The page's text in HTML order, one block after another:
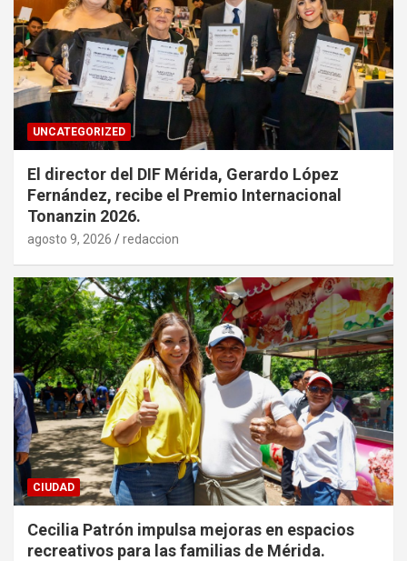
UNCATEGORIZED
El director del DIF Mérida, Gerardo López
Fernández, recibe el Premio Internacional
Tonanzin 2026.
agosto 9, 2026 redaccion
CIUDAD
Cecilia Patrón impulsa mejoras en espacios
recreativos para las familias de Mérida.